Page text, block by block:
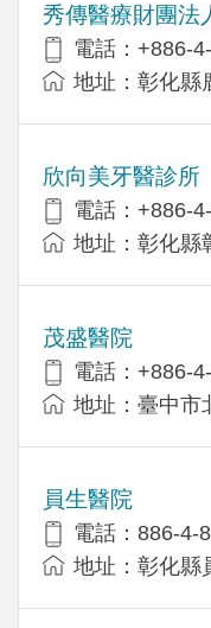
秀傳醫療財團法
電話：+886-
地址：彰化縣
欣向美牙醫診所
電話：+886-
地址：彰化縣
茂盛醫院
電話：+886-
地址：臺中市
員生醫院
電話：886-4-
地址：彰化縣